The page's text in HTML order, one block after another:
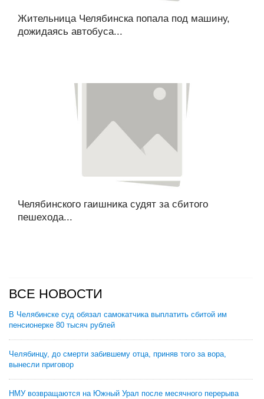
Жительница Челябинска попала под машину,
дожидаясь автобуса...
Челябинского гаишника судят за сбитого
пешехода...
ВСЕ НОВОСТИ
В Челябинске суд обязал самокатчика выплатить сбитой им
пенсионерке 80 тысяч рублей
Челябинцу, до смерти забившему отца, приняв того за вора,
вынесли приговор
НМУ возвращаются на Южный Урал после месячного перерыва